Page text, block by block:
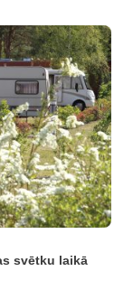
svētku laikā